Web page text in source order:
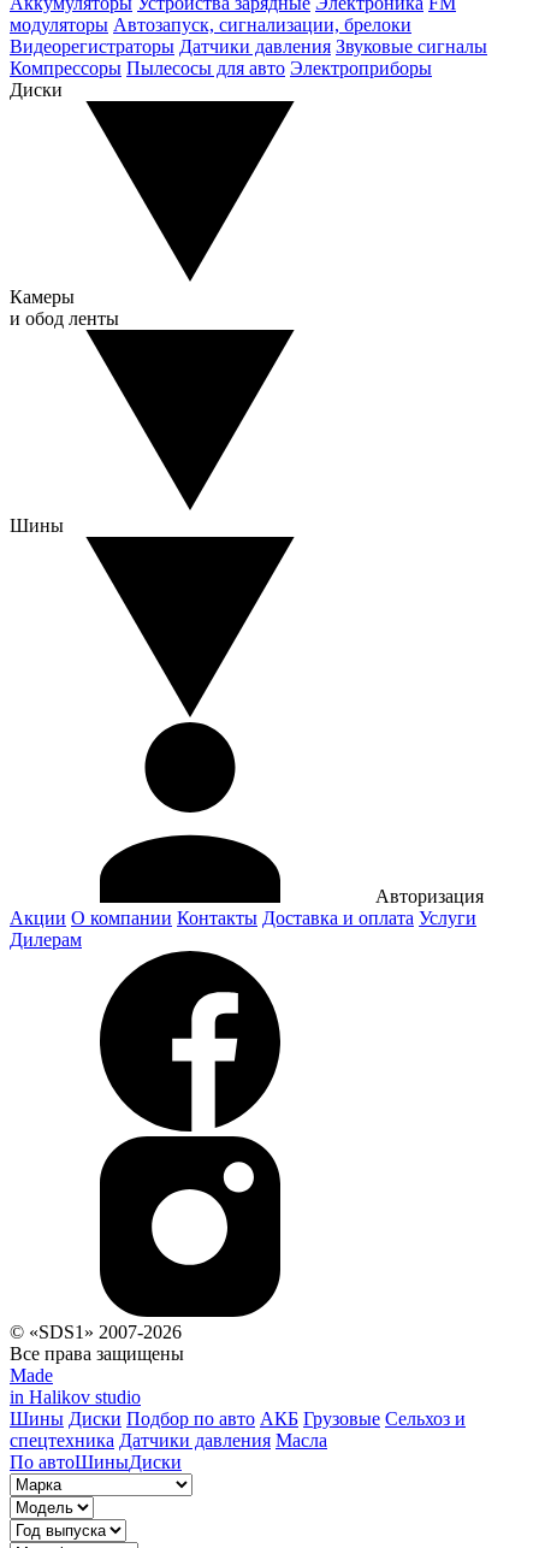
модуляторы Автозапуск, сигнализации, брелоки
Видеорегистраторы Датчики давления Звуковые сигналы
Компрессоры Пылесосы для авто Электроприборы
Диски
Камеры
и обод ленты
Шины
Авторизация
Акции О компании Контакты Доставка и оплата Услуги
Дилерам
© «SDS1» 2007-2026
Все права защищены
Made
in Halikov studio
Шины Диски Подбор по авто АКБ Грузовые Сельхоз и
спецтехника Датчики давления Масла
По автоШиныДиски